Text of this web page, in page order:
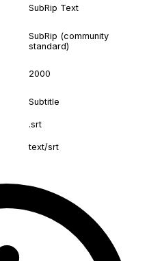
SubRip Text
SubRip (community
standard)
2000
Subtitle
.srt
text/srt